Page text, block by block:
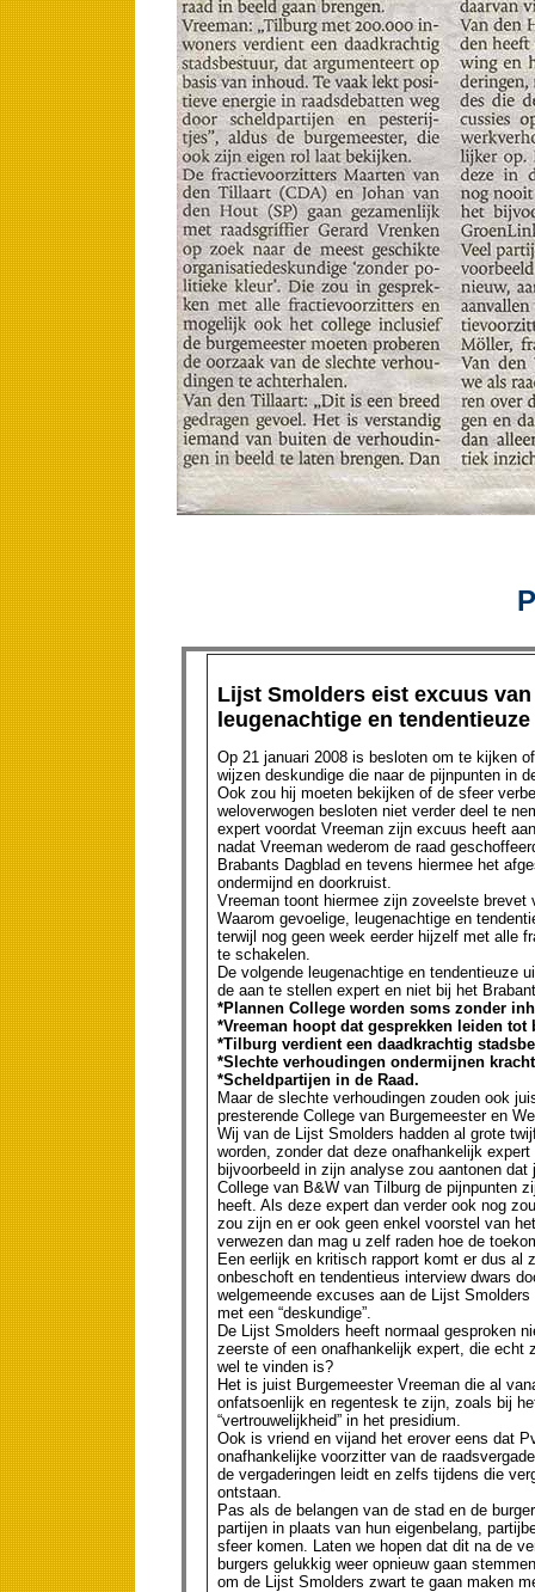
Lijst Smolders eist excuus
leugenachtige en
Op 21 januari 2008 is besloten om te kijken
wijzen deskundige die naar de pijnpunten in
Ook zou hij moeten bekijken of de sfeer
weloverwogen besloten niet verder deel te
expert voordat Vreeman zijn excuus heeft
nadat Vreeman wederom de raad
Brabants Dagblad en tevens hiermee het
ondermijnd en doorkruist.
Vreeman toont hiermee zijn zoveelste brevet
Waarom gevoelige, leugenachtige en
terwijl nog geen week eerder hijzelf met alle
te schakelen.
De volgende leugenachtige en tendentieuze
de aan te stellen expert en niet bij het
*Plannen College worden soms zonder
*Vreeman hoopt dat gesprekken leiden
*Tilburg verdient een daadkrachtig
*Slechte verhoudingen ondermijnen
*Scheldpartijen in de Raad.
Maar de slechte verhoudingen zouden ook
presterende College van Burgemeester en
Wij van de Lijst Smolders hadden al grote
worden, zonder dat deze onafhankelijk
bijvoorbeeld in zijn analyse zou aantonen
College van B&W van Tilburg de pijnpunten
heeft. Als deze expert dan verder ook nog
zou zijn en er ook geen enkel voorstel van
verwezen dan mag u zelf raden hoe de
Een eerlijk en kritisch rapport komt er dus al
onbeschoft en tendentieus interview dwars
welgemeende excuses aan de Lijst
met een “deskundige”.
De Lijst Smolders heeft normaal gesproken
zeerste of een onafhankelijk expert, die echt
wel te vinden is?
Het is juist Burgemeester Vreeman die al
onfatsoenlijk en regentesk te zijn, zoals bij
“vertrouwelijkheid” in het presidium.
Ook is vriend en vijand het erover eens dat
onafhankelijke voorzitter van de
de vergaderingen leidt en zelfs tijdens die
ontstaan.
Pas als de belangen van de stad en de
partijen in plaats van hun eigenbelang,
sfeer komen. Laten we hopen dat dit na de
burgers gelukkig weer opnieuw gaan
om de Lijst Smolders zwart te gaan maken